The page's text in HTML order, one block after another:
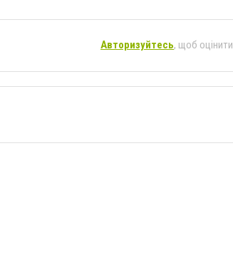
Авторизуйтесь, щоб оцінити